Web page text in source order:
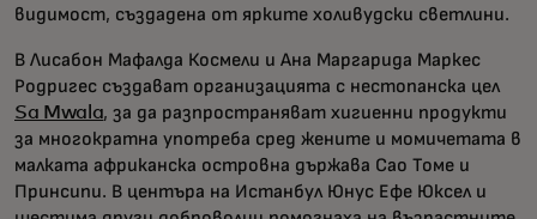
видимост, създадена от ярките холивудски светлини.
В Лисабон Мафалда Космели и Ана Маргарида Маркес
Родригес създават организацията с нестопанска цел
Sa Mwala, за да разпространяват хигиенни продукти
за многократна употреба сред жените и момичетата в
малката африканска островна държава Сао Томе и
Принсипи. В центъра на Истанбул Юнус Ефе Юксел и